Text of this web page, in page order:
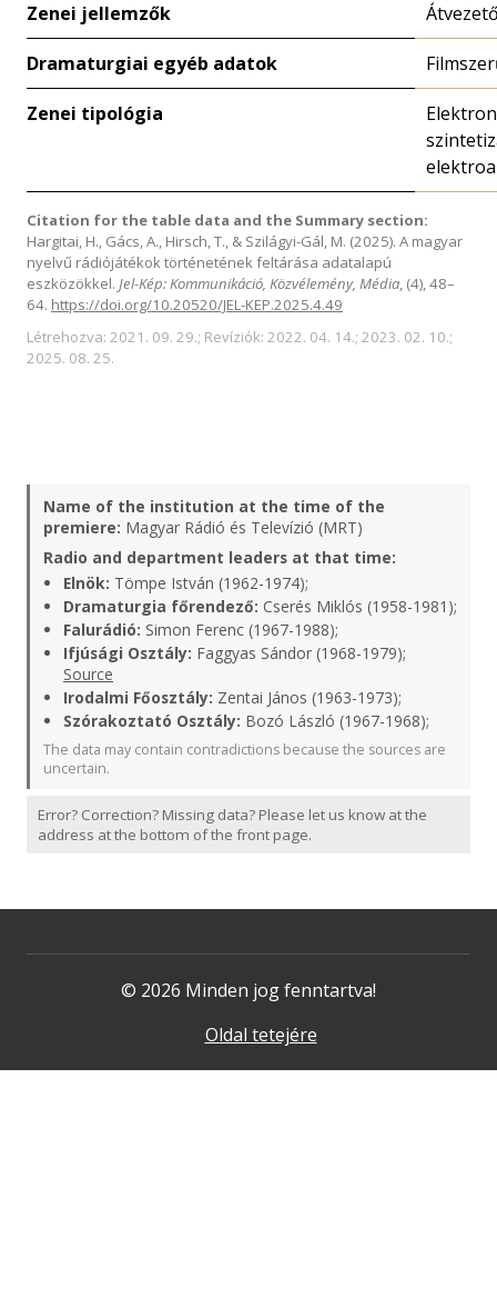
Zenei jellemzők
Dramaturgiai egyéb adatok
Zenei tipológia
Citation for the table data and the Summary section:
Hargitai, H., Gács, A., Hirsch, T., & Szilágyi-Gál, M. (2025). A magyar
nyelvű rádiójátékok történetének feltárása adatalapú
eszközökkel. Jel-Kép: Kommunikáció, Közvélemény, Média, (4), 48–
64. https://doi.org/10.20520/JEL-KEP.2025.4.49
Létrehozva: 2021. 09. 29.; Revíziók: 2022. 04. 14.; 2023. 02. 10.;
2025. 08. 25.
Name of the institution at the time of the
premiere: Magyar Rádió és Televízió (MRT)
Radio and department leaders at that time:
Elnök: Tömpe István (1962-1974);
Dramaturgia főrendező: Cserés Miklós (1958-1981);
Falurádió: Simon Ferenc (1967-1988);
Ifjúsági Osztály: Faggyas Sándor (1968-1979);
Source
Irodalmi Főosztály: Zentai János (1963-1973);
Szórakoztató Osztály: Bozó László (1967-1968);
The data may contain contradictions because the sources are
uncertain.
Error? Correction? Missing data? Please let us know at the
address at the bottom of the front page.
© 2026 Minden jog fenntartva!
Oldal tetejére